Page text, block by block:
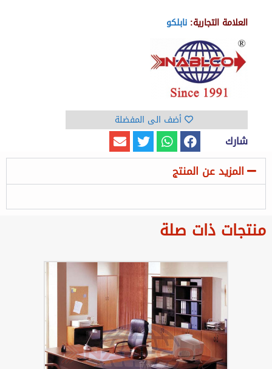
العلامة التجارية: نابلكو
أضف الى المفضلة
شارك
المزيد عن المنتج
منتجات ذات صلة